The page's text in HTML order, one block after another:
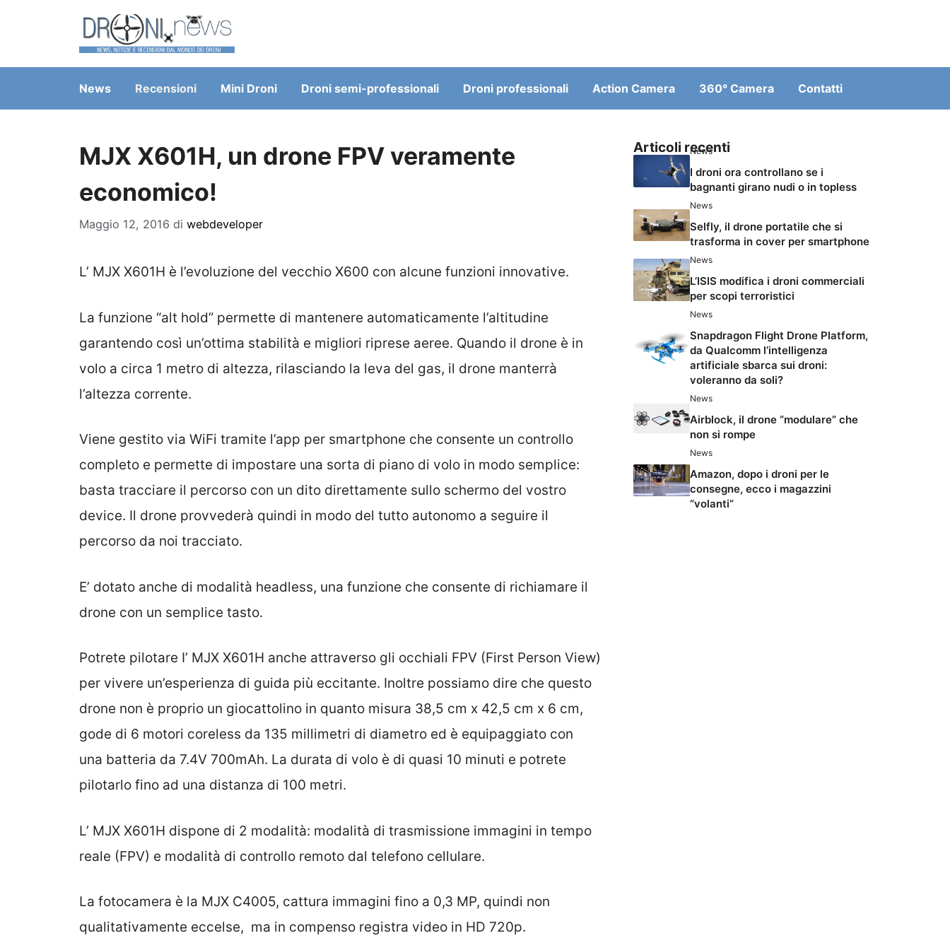
News Recensioni Mini Droni Droni semi-professionali Droni professionali Action Camera 360° Camera Contatti
MJX X601H, un drone FPV veramente
economico!
Maggio 12, 2016 di webdeveloper
L’ MJX X601H è l’evoluzione del vecchio X600 con alcune funzioni innovative.
La funzione “alt hold” permette di mantenere automaticamente l’altitudine
garantendo così un’ottima stabilità e migliori riprese aeree. Quando il drone è in
volo a circa 1 metro di altezza, rilasciando la leva del gas, il drone manterrà
l’altezza corrente.
Viene gestito via WiFi tramite l’app per smartphone che consente un controllo
completo e permette di impostare una sorta di piano di volo in modo semplice:
basta tracciare il percorso con un dito direttamente sullo schermo del vostro
device. Il drone provvederà quindi in modo del tutto autonomo a seguire il
percorso da noi tracciato.
E’ dotato anche di modalità headless, una funzione che consente di richiamare il
drone con un semplice tasto.
Potrete pilotare I’ MJX X601H anche attraverso gli occhiali FPV (First Person View)
per vivere un’esperienza di guida più eccitante. Inoltre possiamo dire che questo
drone non è proprio un giocattolino in quanto misura 38,5 cm x 42,5 cm x 6 cm,
gode di 6 motori coreless da 135 millimetri di diametro ed è equipaggiato con
una batteria da 7.4V 700mAh. La durata di volo è di quasi 10 minuti e potrete
pilotarlo fino ad una distanza di 100 metri.
L’ MJX X601H dispone di 2 modalità: modalità di trasmissione immagini in tempo
reale (FPV) e modalità di controllo remoto dal telefono cellulare.
La fotocamera è la MJX C4005, cattura immagini fino a 0,3 MP, quindi non
qualitativamente eccelse, ma in compenso registra video in HD 720p.
Articoli recenti
News
I droni ora controllano se i
bagnanti girano nudi o in topless
News
Selfly, il drone portatile che si
trasforma in cover per smartphone
News
L’ISIS modifica i droni commerciali
per scopi terroristici
News
Snapdragon Flight Drone Platform,
da Qualcomm l’intelligenza
artificiale sbarca sui droni:
voleranno da soli?
News
Airblock, il drone “modulare” che
non si rompe
News
Amazon, dopo i droni per le
consegne, ecco i magazzini
“volanti”